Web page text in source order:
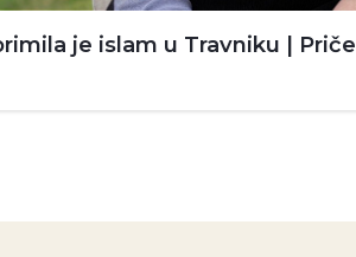
je islam u Travniku | Priče